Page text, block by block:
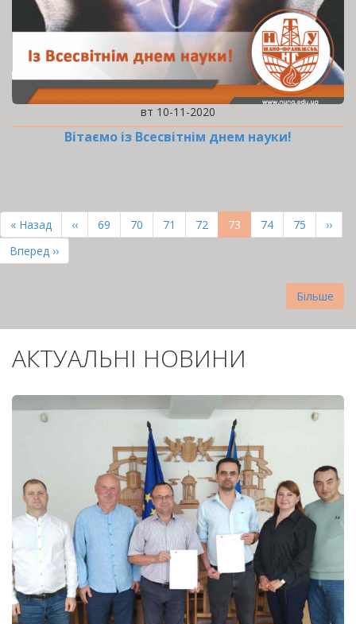
вт 10-11-2020
Вітаємо із Всесвітнім днем науки!
НА
СТОРІНКИ
Перша
сторінка
« Назад
Попередня
сторінка
‹‹ Page
69 Page
70 Page
71 Page
72
Поточна
сторінка
73 Page
74 Page
75
››
Остання
сторінка
Вперед ››
Більше
АКТУАЛЬНІ НОВИНИ